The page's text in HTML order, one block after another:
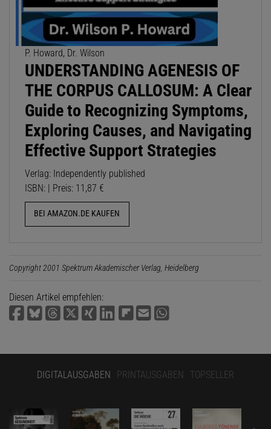
P. Howard, Dr. Wilson
UNDERSTANDING AGENESIS OF
THE CORPUS CALLOSUM: A Clear
Guide to Recognizing Symptoms,
Exploring Causes, and Navigating
Effective Support Strategies
Verlag: Independently published
ISBN: | Preis: 11,87 €
BEI AMAZON.DE KAUFEN
Copyright 2001 Spektrum Akademischer Verlag, Heidelberg
Diesen Artikel empfehlen:
DIGITALAUSGABEN PRINTAUSGABEN TOPSELLER